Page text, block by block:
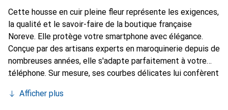
Cette housse en cuir pleine fleur représente les exigences,
la qualité et le savoir-faire de la boutique française
Noreve. Elle protège votre smartphone avec élégance.
Conçue par des artisans experts en maroquinerie depuis de
nombreuses années, elle s'adapte parfaitement à votre
téléphone. Sur mesure, ses courbes délicates lui confèrent
et indispensable de votre smartphone. Reconnaissante à
Afficher plus